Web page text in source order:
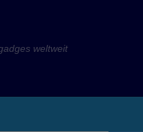
weltweit